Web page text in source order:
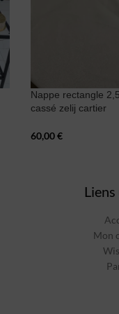
Nappe rectangle
cassé zelij cartier
60,00€
Mon